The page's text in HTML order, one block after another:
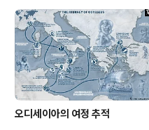
오디세이아의 여정 추적